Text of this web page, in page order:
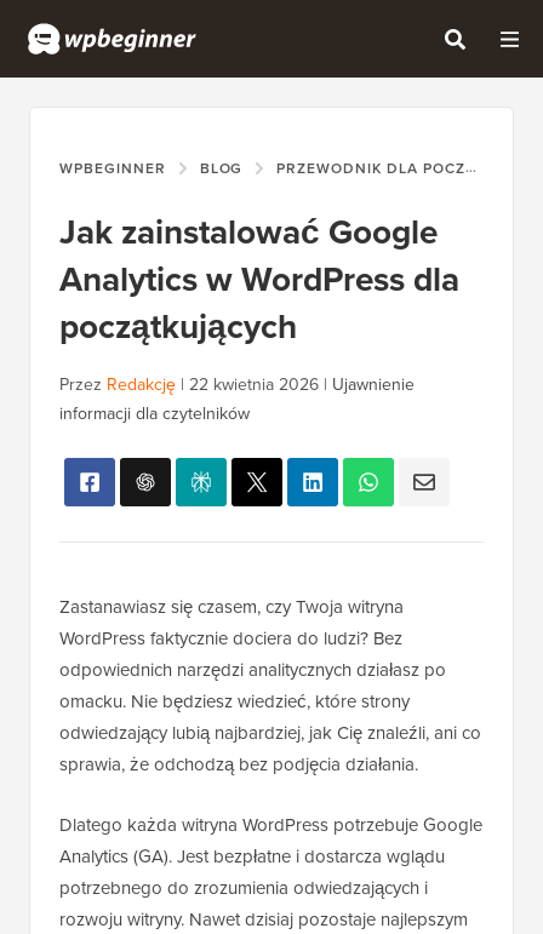
WPBEGINNER BLOG PRZEWODNIK DLA POCZĄTKUJĄCYCH
Jak zainstalować Google
Analytics w WordPress dla
początkujących
Przez Redakcję | 22 kwietnia 2026 | Ujawnienie
informacji dla czytelników
Zastanawiasz się czasem, czy Twoja witryna
WordPress faktycznie dociera do ludzi? Bez
odpowiednich narzędzi analitycznych działasz po
omacku. Nie będziesz wiedzieć, które strony
odwiedzający lubią najbardziej, jak Cię znaleźli, ani co
sprawia, że odchodzą bez podjęcia działania.
Dlatego każda witryna WordPress potrzebuje Google
Analytics (GA). Jest bezpłatne i dostarcza wglądu
potrzebnego do zrozumienia odwiedzających i
rozwoju witryny. Nawet dzisiaj pozostaje najlepszym